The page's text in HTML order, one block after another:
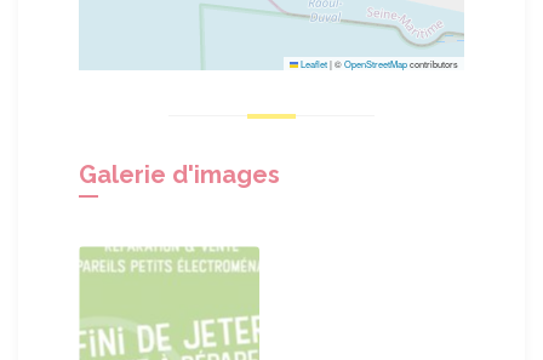
Leaflet|©OpenStreetMapcontributors
Galerie d'images